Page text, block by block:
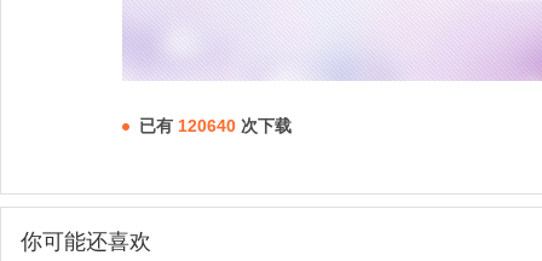
已有 120640 次下载
你可能还喜欢